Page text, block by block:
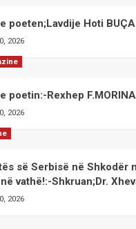
poeten;Lavdije Hoti
2026
poetin:-Rexhep F.MORINA
2026
së Serbisë në Shkodër
vathë!:-Shkruan;Dr.
2026